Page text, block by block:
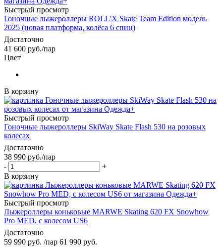
Быстрый просмотр
Гоночные лыжероллеры ROLL'X Skate Team Edition модель
2025 (новая платформа, колёса 6 спиц)
Достаточно
41 600 руб./пар
Цвет
В корзину
Быстрый просмотр
Гоночные лыжероллеры SkiWay Skate Flash 530 на розовых
колесах
Достаточно
38 990 руб./пар
-
+
В корзину
Быстрый просмотр
Лыжероллеры коньковые MARWE Skating 620 FX Snowhow
Pro MED, с колесом US6
Достаточно
59 990 руб. /пар 61 990 руб.